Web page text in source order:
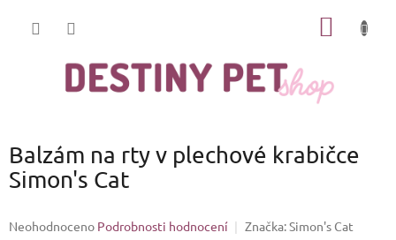
Balzám na rty v plechové krabičce
Simon's Cat
Průměrné
Neohodnoceno Podrobnosti hodnocení Značka:Simon's Cat